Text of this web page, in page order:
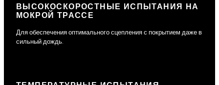
ВЫСОКОСКОРОСТНЫЕ ИСПЫТАНИЯ НА
МОКРОЙ ТРАССЕ
Для обеспечения оптимального сцепления с покрытием даже в
сильный дождь.